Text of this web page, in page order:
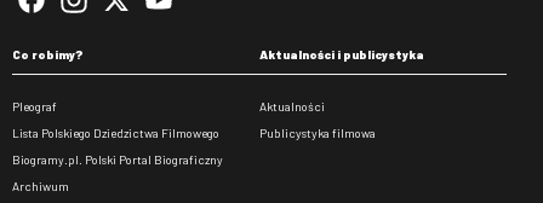
Co robimy?
Pleograf
Lista Polskiego Dziedzictwa Filmowego
Biogramy.pl. Polski Portal Biograficzny
Archiwum
Aktualności i publicystyka
Aktualności
Publicystyka filmowa